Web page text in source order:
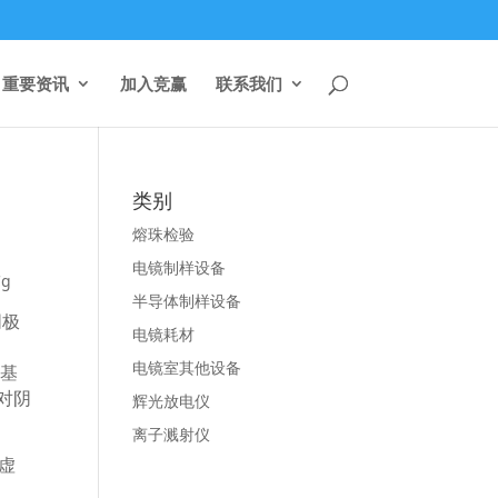
重要资讯 加入竞赢 联系我们
阴
类别
熔珠检验
电镜制样设备
半导体制样设备
电镜耗材
电镜室其他设备
辉光放电仪
离子溅射仪